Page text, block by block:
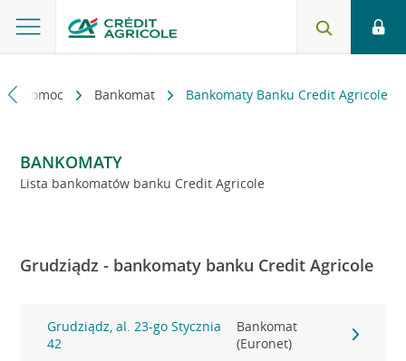
i pomoc Bankomat Bankomaty Banku Credit Agricole
BANKOMATY
Lista bankomatów banku Credit Agricole
Grudziądz - bankomaty banku Credit Agricole
Grudziądz, al. 23-go Stycznia
42
Bankomat
(Euronet)